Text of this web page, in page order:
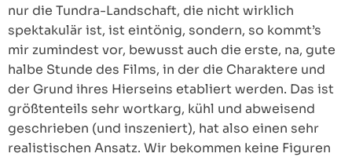
nur die Tundra-Landschaft, die nicht wirklich
spektakulär ist, ist eintönig, sondern, so kommt’s
mir zumindest vor, bewusst auch die erste, na, gute
halbe Stunde des Films, in der die Charaktere und
der Grund ihres Hierseins etabliert werden. Das ist
größtenteils sehr wortkarg, kühl und abweisend
geschrieben (und inszeniert), hat also einen sehr
realistischen Ansatz. Wir bekommen keine Figuren